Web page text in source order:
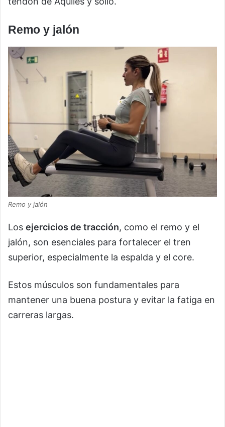
Remo y jalón
Remo y jalón
Los ejercicios de tracción, como el remo y el
jalón, son esenciales para fortalecer el tren
superior, especialmente la espalda y el core.
Estos músculos son fundamentales para
mantener una buena postura y evitar la fatiga en
carreras largas.